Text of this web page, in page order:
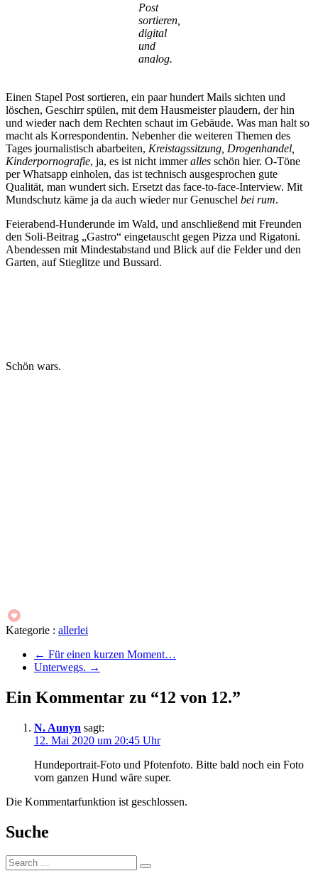
Post
sortieren,
digital
und
analog.
Einen Stapel Post sortieren, ein paar hundert Mails sichten und
löschen, Geschirr spülen, mit dem Hausmeister plaudern, der hin
und wieder nach dem Rechten schaut im Gebäude. Was man halt so
macht als Korrespondentin. Nebenher die weiteren Themen des
Tages journalistisch abarbeiten, Kreistagssitzung, Drogenhandel,
Kinderpornografie, ja, es ist nicht immeralles schön hier. O-Töne
per Whatsapp einholen, das ist technisch ausgesprochen gute
Qualität, man wundert sich. Ersetzt das face-to-face-Interview. Mit
Mundschutz käme ja da auch wieder nur Genuschel bei rum.
Feierabend-Hunderunde im Wald, und anschließend mit Freunden
den Soli-Beitrag „Gastro“ eingetauscht gegen Pizza und Rigatoni.
Abendessen mit Mindestabstand und Blick auf die Felder und den
Garten, auf Stieglitze und Bussard.
Schön wars.
Kategorie : allerlei
← Für einen kurzen Moment…
Unterwegs. →
Ein Kommentar zu “12 von 12.”
N. Aunyn sagt:
12. Mai 2020 um 20:45 Uhr
Hundeportrait-Foto und Pfotenfoto. Bitte bald noch ein Foto
vom ganzen Hund wäre super.
Die Kommentarfunktion ist geschlossen.
Suche
Suche: